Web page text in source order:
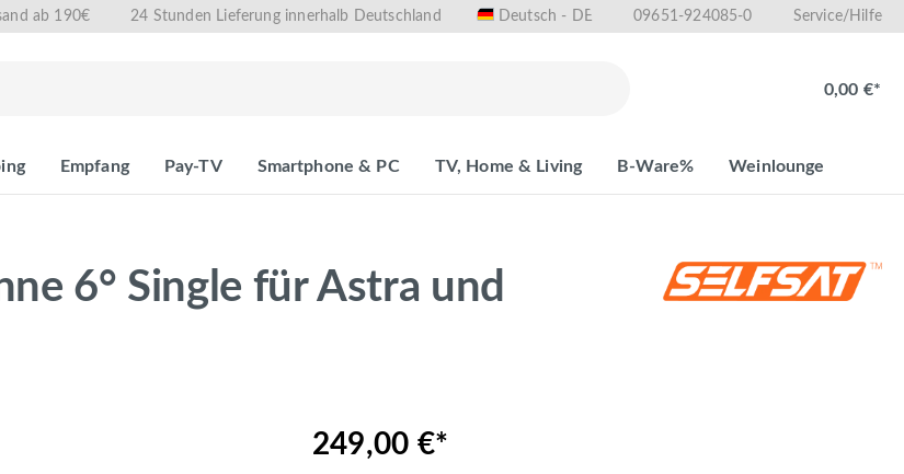
ab 190€ 24 Stunden Lieferung innerhalb Deutschland Deutsch - DE 09651-924085-0 Service/Hilfe
0,00 €*
Empfang Pay-TV Smartphone & PC TV, Home & Living B-Ware% Weinlounge
6° Single für Astra und
249,00 €*